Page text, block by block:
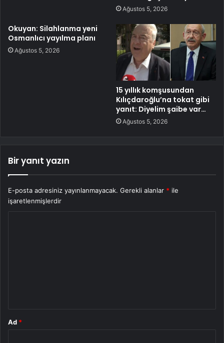
Ağustos 5, 2026
Okuyan: Silahlanma yeni
Osmanlıcı yayılma planı
Ağustos 5, 2026
15 yıllık komşusundan
Kılıçdaroğlu’na tokat gibi
yanıt: Diyelim şaibe var…
Ağustos 5, 2026
Bir yanıt yazın
E-posta adresiniz yayınlanmayacak. Gerekli alanlar * ile
işaretlenmişlerdir
Ad *